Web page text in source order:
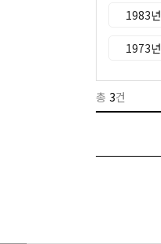
1983년
1973년
총 3건